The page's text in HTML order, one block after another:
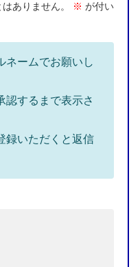
ありません。 ※ が付い
ネームでお願いし
認するまで表示さ
録いただくと返信